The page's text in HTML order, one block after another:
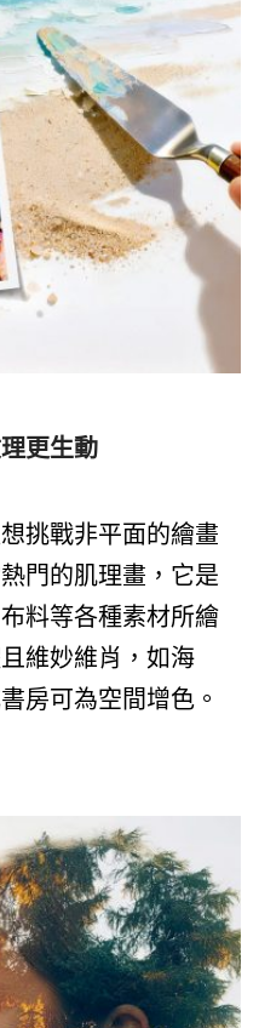
更生動
挑戰非平面的繪畫
門的肌理畫，它是
料等各種素材所繪
維妙維肖，如海
房可為空間增色。